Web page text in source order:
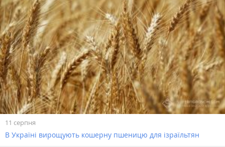
11 серпня
В Україні вирощують кошерну пшеницю для ізраїльтян